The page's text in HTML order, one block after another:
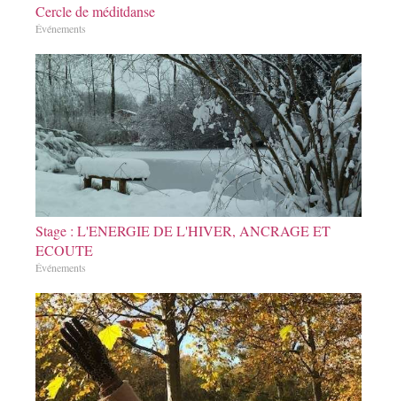
Cercle de méditdanse
Événements
Stage : L'ENERGIE DE L'HIVER, ANCRAGE ET
ECOUTE
Événements